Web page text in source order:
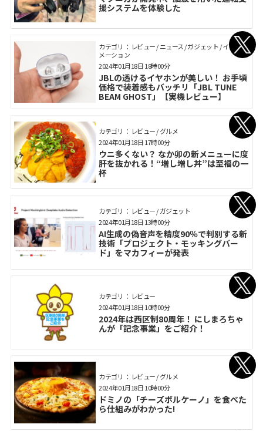
援システムを体験した
カテゴリ： レビュー / ニュース / ガジェット / インフォ
メーション
JBLの透けるイヤホンが美しい！ お手頃
価格で装着感もバッチリ「JBL TUNE
BEAM GHOST」【実機レビュー】
2024年01月18日 18時00分
カテゴリ： レビュー / グルメ
ウニ多くない？ なか卯の新メニューに度
肝を抜かれる！“増し増し丼”は至福の一
杯
2024年01月18日 17時00分
カテゴリ： レビュー / ガジェット
AI生成の偽音声を精度90％で判別する新
技術「プロジェクト・モッキングバー
ド」をマカフィーが発表
2024年01月18日 13時00分
カテゴリ： レビュー
2024年は西区制80周年！ にしまろちゃ
んが「記念事業」をご紹介！
2024年01月18日 10時00分
カテゴリ： レビュー / グルメ
ドミノの「チーズボルケーノ」を食べた
ら仕組みがわかった!
2024年01月18日 10時00分